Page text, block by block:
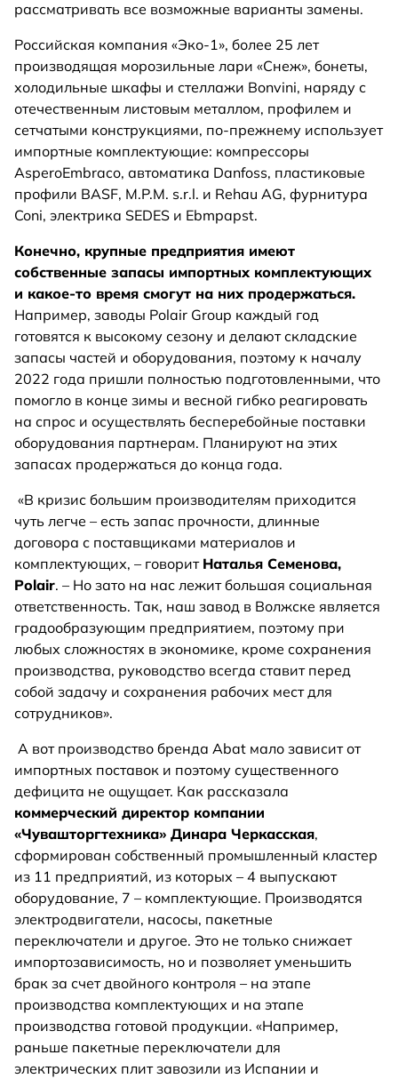
рассматривать все возможные варианты замены.
Российская компания «Эко-1», более 25 лет
производящая морозильные лари «Снеж», бонеты,
холодильные шкафы и стеллажи Bonvini, наряду с
отечественным листовым металлом, профилем и
сетчатыми конструкциями, по-прежнему использует
импортные комплектующие: компрессоры
AsperoEmbraco, автоматика Danfoss, пластиковые
профили BASF, M.P.M. s.r.l. и Rehau AG, фурнитура
Coni, электрика SEDES и Ebmpapst.
Конечно, крупные предприятия имеют
собственные запасы импортных комплектующих
и какое-то время смогут на них продержаться.
Например, заводы Polair Group каждый год
готовятся к высокому сезону и делают складские
запасы частей и оборудования, поэтому к началу
2022 года пришли полностью подготовленными, что
помогло в конце зимы и весной гибко реагировать
на спрос и осуществлять бесперебойные поставки
оборудования партнерам. Планируют на этих
запасах продержаться до конца года.
«В кризис большим производителям приходится
чуть легче – есть запас прочности, длинные
договора с поставщиками материалов и
комплектующих, – говорит Наталья Семенова,
Polair. – Но зато на нас лежит большая социальная
ответственность. Так, наш завод в Волжске является
градообразующим предприятием, поэтому при
любых сложностях в экономике, кроме сохранения
производства, руководство всегда ставит перед
собой задачу и сохранения рабочих мест для
сотрудников».
А вот производство бренда Abat мало зависит от
импортных поставок и поэтому существенного
дефицита не ощущает. Как рассказала
коммерческий директор компании
«Чувашторгтехника» Динара Черкасская,
сформирован собственный промышленный кластер
из 11 предприятий, из которых – 4 выпускают
оборудование, 7 – комплектующие. Производятся
электродвигатели, насосы, пакетные
переключатели и другое. Это не только снижает
импортозависимость, но и позволяет уменьшить
брак за счет двойного контроля – на этапе
производства комплектующих и на этапе
производства готовой продукции. «Например,
раньше пакетные переключатели для
электрических плит завозили из Испании и